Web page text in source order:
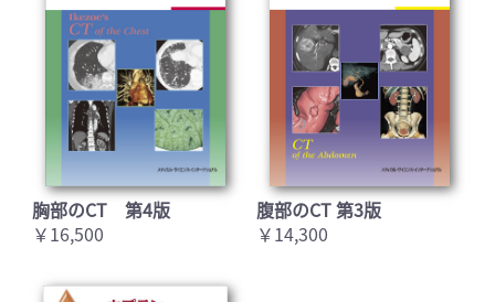
胸部のCT 第4版
￥16,500
腹部のCT 第3版
￥14,300